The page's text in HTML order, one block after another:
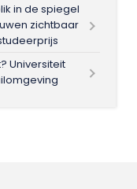
in de spiegel
zichtbaar
Universiteit